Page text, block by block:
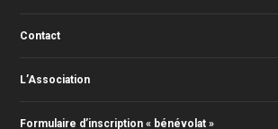
Contact
L’Association
Formulaire d’inscription « bénévolat »